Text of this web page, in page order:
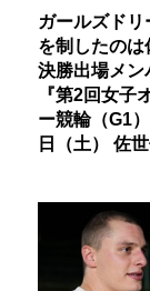
ガールズドリ
を制したのは
決勝出場メン
『第2回女子
ー競輪（G1
日（土） 佐